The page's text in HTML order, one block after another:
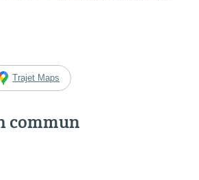
Trajet Maps
commun